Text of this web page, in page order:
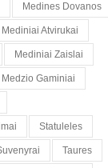
Medines Dovanos
Mediniai Atvirukai
Mediniai Zaislai
Medzio Gaminiai
Statuleles
Taures